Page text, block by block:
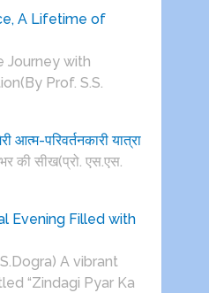
A Lifetime of
Journey with
Prof. S.S.
आत्म-परिवर्तनकारी यात्रा
की सीख(प्रो. एस.एस.
Evening Filled with
A vibrant
“Zindagi Pyar Ka